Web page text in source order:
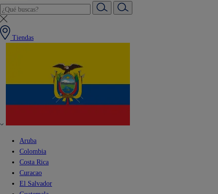
Tiendas
Aruba
Colombia
Costa Rica
Curacao
El Salvador